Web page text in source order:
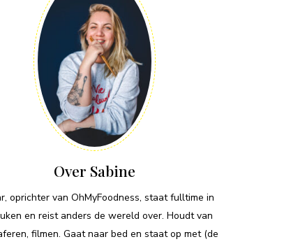
Over Sabine
oprichter van OhMyFoodness, staat fulltime in
en reist anders de wereld over. Houdt van
filmen. Gaat naar bed en staat op met (de